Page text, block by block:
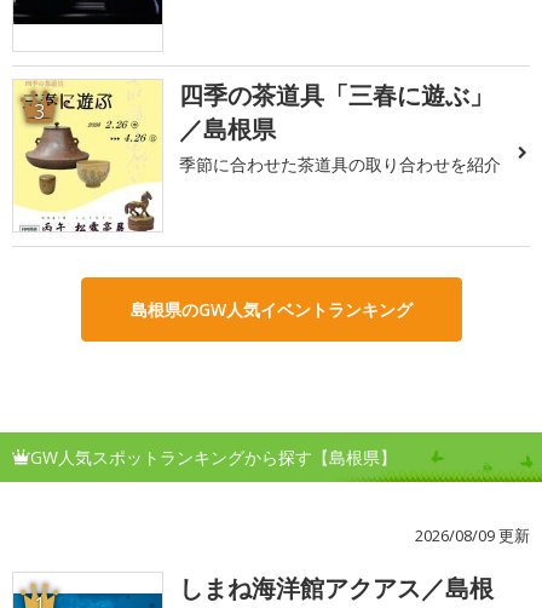
3
四季の茶道具「三春に遊ぶ」
／島根県
季節に合わせた茶道具の取り合わせを紹介
島根県のGW人気イベントランキング
GW人気スポットランキングから探す【島根県】
2026/08/09 更新
しまね海洋館アクアス／島根